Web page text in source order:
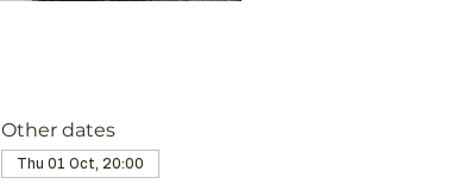
Other dates
Thu 01 Oct, 20:00